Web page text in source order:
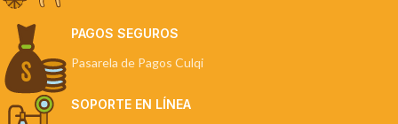
PAGOS SEGUROS
Pasarela de Pagos Culqi
SOPORTE EN LÍNEA